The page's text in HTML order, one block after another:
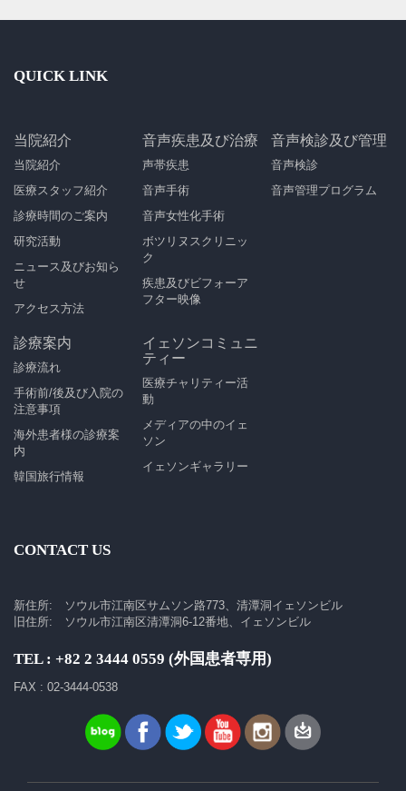
QUICK LINK
当院紹介
当院紹介
医療スタッフ紹介
診療時間のご案内
研究活動
ニュース及びお知ら
せ
アクセス方法
音声疾患及び治療
声帯疾患
音声手術
音声女性化手術
ボツリヌスクリニッ
ク
疾患及びビフォーア
フター映像
音声検診及び管理
音声検診
音声管理プログラム
診療案内
診療流れ
手術前/後及び入院の
注意事項
海外患者様の診療案
内
韓国旅行情報
イェソンコミュニ
ティー
医療チャリティー活
動
メディアの中のイェ
ソン
イェソンギャラリー
CONTACT US
新住所: ソウル市江南区サムソン路773、清潭洞イェソンビル
旧住所: ソウル市江南区清潭洞6-12番地、イェソンビル
TEL : +82 2 3444 0559 (外国患者専用)
FAX : 02-3444-0538